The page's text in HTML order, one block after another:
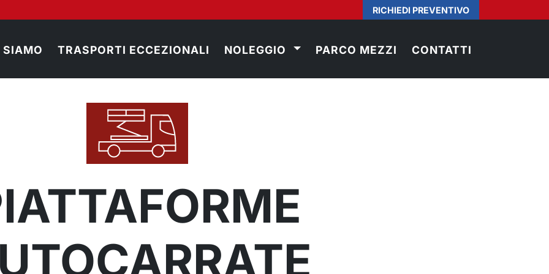
RICHIEDI PREVENTIVO
SIAMO TRASPORTI ECCEZIONALI NOLEGGIO PARCO MEZZI CONTATTI